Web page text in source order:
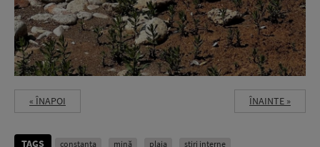
« ÎNAPOI ÎNAINTE »
TAGS constanta mină plaja stiri interne